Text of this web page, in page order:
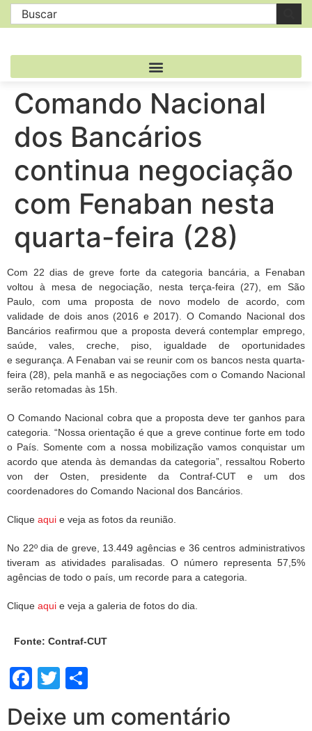
Comando Nacional
dos Bancários
continua negociação
com Fenaban nesta
quarta-feira (28)
Com 22 dias de greve forte da categoria bancária, a Fenaban
voltou à mesa de negociação, nesta terça-feira (27), em São
Paulo, com uma proposta de novo modelo de acordo, com
validade de dois anos (2016 e 2017). O Comando Nacional dos
Bancários reafirmou que a proposta deverá contemplar emprego,
saúde, vales, creche, piso, igualdade de oportunidades
e segurança. A Fenaban vai se reunir com os bancos nesta quarta-
feira (28), pela manhã e as negociações com o Comando Nacional
serão retomadas às 15h.
O Comando Nacional cobra que a proposta deve ter ganhos para
categoria. “Nossa orientação é que a greve continue forte em todo
o País. Somente com a nossa mobilização vamos conquistar um
acordo que atenda às demandas da categoria”, ressaltou Roberto
von der Osten, presidente da Contraf-CUT e um dos
coordenadores do Comando Nacional dos Bancários.
Clique aqui e veja as fotos da reunião.
No 22º dia de greve, 13.449 agências e 36 centros administrativos
tiveram as atividades paralisadas. O número representa 57,5%
agências de todo o país, um recorde para a categoria.
Clique aqui e veja a galeria de fotos do dia.
Fonte: Contraf-CUT
Facebook
Twitter
Deixe um comentário